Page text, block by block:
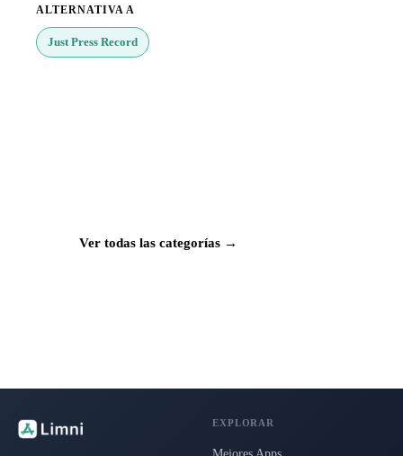
ALTERNATIVA A
Just Press Record
Ver todas las categorías →
EXPLORAR